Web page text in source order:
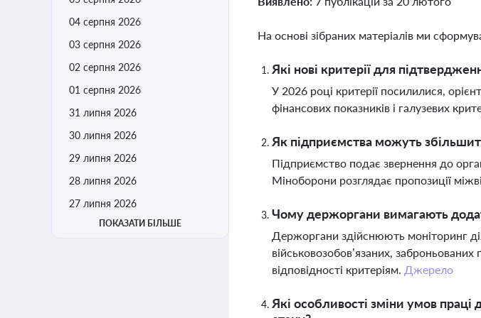
04 серпня 2026
03 серпня 2026
02 серпня 2026
01 серпня 2026
31 липня 2026
30 липня 2026
29 липня 2026
28 липня 2026
27 липня 2026
ПОКАЗАТИ БІЛЬШЕ
На основі зібраних матеріалів ми
Які нові критерії для
У 2026 році критерії посилилися,
фінансових показників і галузевих
Як підприємства можуть
Підприємство подає звернення до
Міноборони розглядає пропозиції
Чому держоргани вимагають
Держоргани здійснюють моніторинг
військовозобов’язаних,
відповідності критеріям. Джерело
Які особливості зміни умов праці